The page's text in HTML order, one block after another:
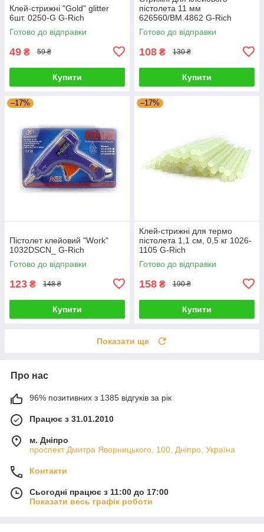
Клей-стрижні "Gold" glitter
6шт. 0250-G G-Rich
Готово до відправки
49 ₴ 59 ₴
Купити
пістолета 11 мм
626560/BM.4862 G-Rich
Готово до відправки
108 ₴ 130 ₴
Купити
–17%
Пістолет клейовий "Work"
1032DSCN_ G-Rich
Готово до відправки
123 ₴ 148 ₴
Купити
–17%
Клей-стрижні для термо
пістолета 1,1 см, 0,5 кг 1026-
1105 G-Rich
Готово до відправки
158 ₴ 190 ₴
Купити
Показати ще
Про нас
96% позитивних з 1385 відгуків за рік
Працює з 31.01.2010
м. Дніпро
проспект Дмитра Яворницького, 100, Дніпро, Україна
Контакти
Сьогодні працює з 11:00 до 17:00
Показати весь графік роботи